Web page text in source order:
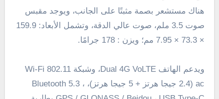
هناك مستشعر بصمة مثبتًا على الجانب، ويوجد مقبس
صوت 3.5 ملم، صوت عالي الدقة، وتشمل الأبعاد: 159.9
× 73.3 × 7.95 مم؛ ويزن : 178 جرامًا.
ويدعم الهاتف Dual 4G VoLTE، وشبكة Wi-Fi 802.11
ac (2.4 جيجا هرتز + 5 جيجا هرتز)، Bluetooth 5.3 ،